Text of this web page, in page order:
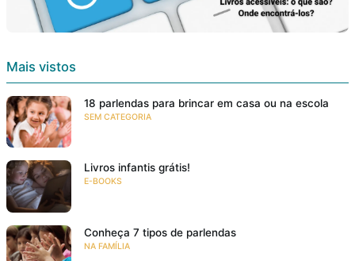
Mais vistos
18 parlendas para brincar em casa ou na escola
SEM CATEGORIA
Livros infantis grátis!
E-BOOKS
Conheça 7 tipos de parlendas
NA FAMÍLIA